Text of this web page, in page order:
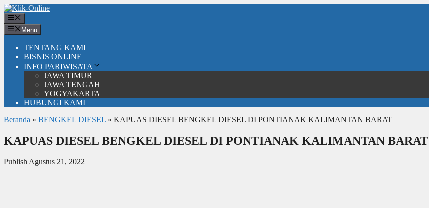
Langsung
ke
isi
Menu
TENTANG KAMI
BISNIS ONLINE
INFO PARIWISATA
JAWA TIMUR
JAWA TENGAH
YOGYAKARTA
HUBUNGI KAMI
Beranda » BENGKEL DIESEL » KAPUAS DIESEL BENGKEL DIESEL DI PONTIANAK KALIMANTAN BARAT
KAPUAS DIESEL BENGKEL DIESEL DI PONTIANAK KALIMANTAN BARAT
Publish Agustus 21, 2022